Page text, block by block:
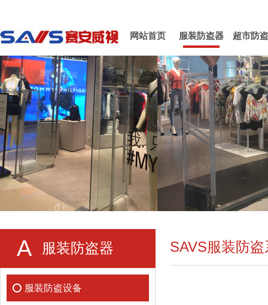
网站首页 服装防盗器 超市防
A 服装防盗器
服装防盗设备
SAVS服装防